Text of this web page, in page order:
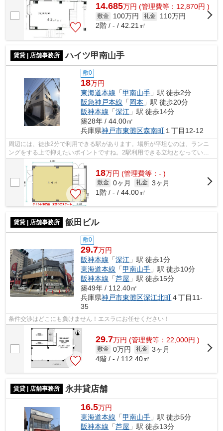
14.685万円 (管理費等：12,870円 )
敷金 100万円 礼金
110万円
2階 / - / 42.21㎡
賃貸 | 店舗事務所 ハイツ甲南山手
敷0
18万円
東海道本線 「甲南山手 」駅 徒歩2分
阪急神戸本線 「岡本 」駅 徒歩20分
阪神本線 「深江 」駅 徒歩14分
築28年 / 44.00㎡
兵庫県神戸市東灘区森南町１丁目12-12
周辺には、徒歩2分で利用できる駅があります。場所が平坦なのは、ランニ
ングをする上で抑えたいポイントですね。2駅利用できる立地となってい
て、アクセスが良いです。初期費用のカー...
18万円 (管理費等：- )
敷金 0ヶ月 礼金 3ヶ月
1階 / - / 44.00㎡
賃貸 | 店舗事務所 飯田ビル
敷0
29.7万円
阪神本線 「深江 」駅 徒歩1分
東海道本線 「甲南山手 」駅 徒歩10分
阪神本線 「芦屋 」駅 徒歩15分
築49年 / 112.40㎡
兵庫県神戸市東灘区深江北町４丁目11-
35
条件交渉はどこにも負けません！エスラにお任せください！
29.7万円 (管理費等：22,000円 )
敷金 0万円 礼金 3ヶ月
4階 / - / 112.40㎡
賃貸 | 店舗事務所 永井貸店舗
16.5万円
東海道本線 「甲南山手 」駅 徒歩5分
阪神本線 「芦屋 」駅 徒歩13分